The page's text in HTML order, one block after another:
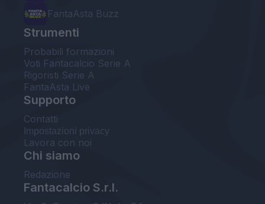
FantaAsta Buzz
Strumenti
Probabili formazioni
Voti Fantacalcio Serie A
Rigoristi Serie A
FantaAsta Live
Supporto
Contatti
Impostazioni privacy
Lavora con noi
Chi siamo
Redazione
Fantacalcio S.r.l.